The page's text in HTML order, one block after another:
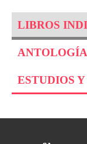
LIBROS
ESTUDIOS